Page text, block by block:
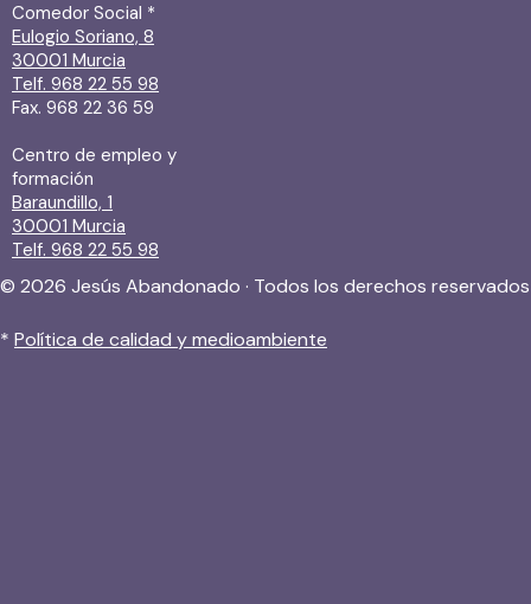
Comedor Social *
Eulogio Soriano, 8
30001 Murcia
Telf. 968 22 55 98
Fax. 968 22 36 59
Centro de empleo y
formación
Baraundillo, 1
30001 Murcia
Telf. 968 22 55 98
© 2026 Jesús Abandonado · Todos los derechos reservados
* Política de calidad y medioambiente